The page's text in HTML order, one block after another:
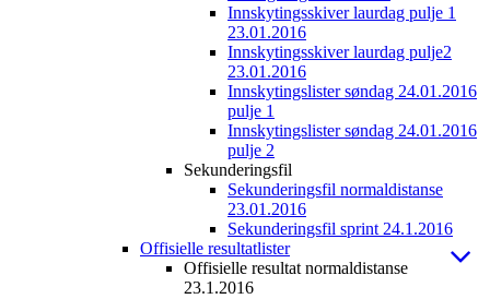
Innskytingsskiver laurdag pulje 1
23.01.2016
Innskytingsskiver laurdag pulje2
23.01.2016
Innskytingslister søndag 24.01.2016
pulje 1
Innskytingslister søndag 24.01.2016
pulje 2
Sekunderingsfil
Sekunderingsfil normaldistanse
23.01.2016
Sekunderingsfil sprint 24.1.2016
Offisielle resultatlister
Offisielle resultat normaldistanse
23.1.2016